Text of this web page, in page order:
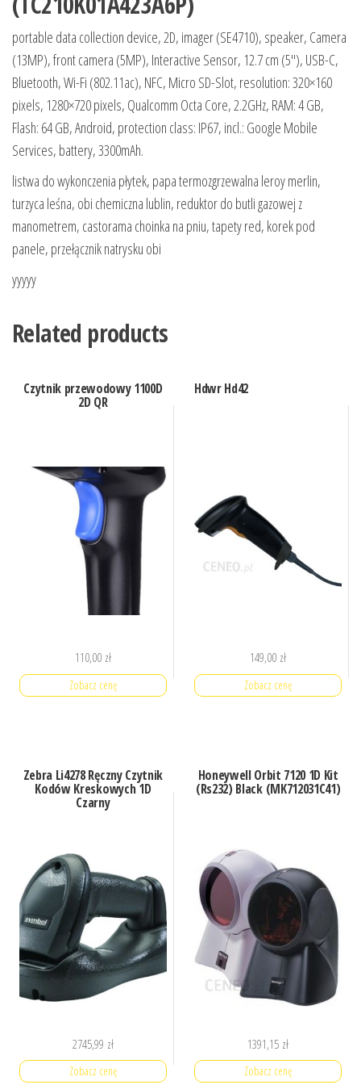
portable data collection device, 2D, imager (SE4710), speaker, Camera
(13MP), front camera (5MP), Interactive Sensor, 12.7 cm (5″), USB-C,
Bluetooth, Wi-Fi (802.11ac), NFC, Micro SD-Slot, resolution: 320×160
pixels, 1280×720 pixels, Qualcomm Octa Core, 2.2GHz, RAM: 4 GB,
Flash: 64 GB, Android, protection class: IP67, incl.: Google Mobile
Services, battery, 3300mAh.
listwa do wykonczenia płytek, papa termozgrzewalna leroy merlin,
turzyca leśna, obi chemiczna lublin, reduktor do butli gazowej z
manometrem, castorama choinka na pniu, tapety red, korek pod
panele, przełącznik natrysku obi
yyyyy
Related products
Czytnik przewodowy 1100D
2D QR
110,00 zł
Zobacz cenę
Hdwr Hd42
149,00 zł
Zobacz cenę
Zebra Li4278 Ręczny Czytnik
Kodów Kreskowych 1D
Czarny
2745,99 zł
Zobacz cenę
Honeywell Orbit 7120 1D Kit
(Rs232) Black (MK712031C41)
1391,15 zł
Zobacz cenę